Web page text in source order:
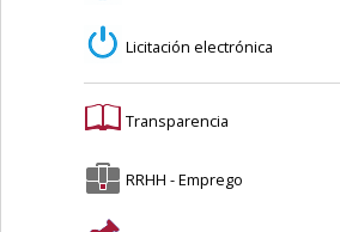
Licitación electrónica
Transparencia
RRHH - Emprego